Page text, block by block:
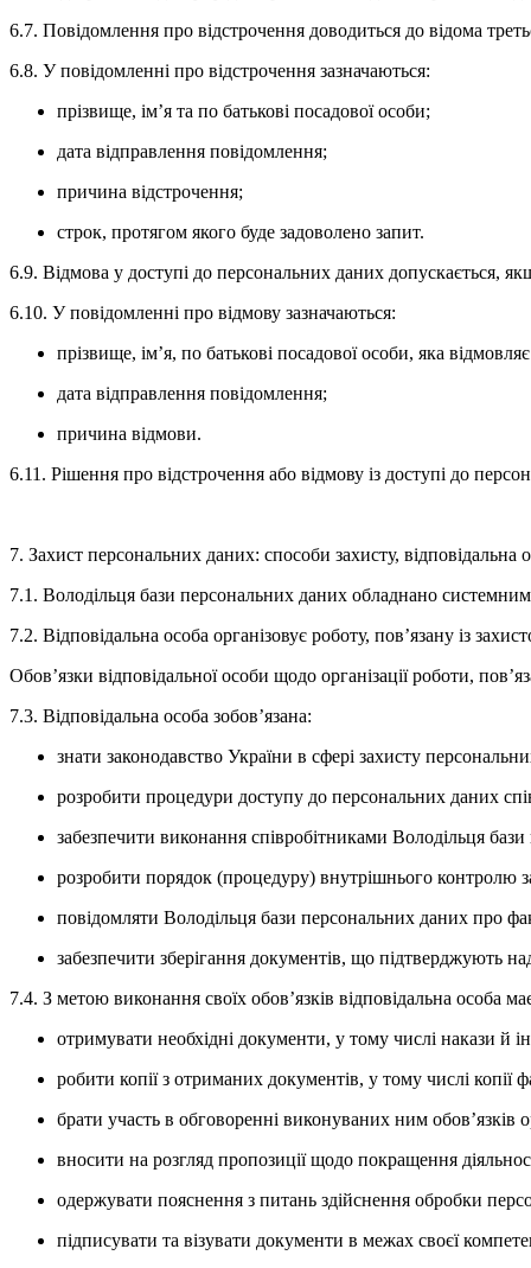
6.7. Повідомлення про відстрочення доводиться до відома
6.8. У повідомленні про відстрочення зазначаються:
прізвище, ім’я та по батькові посадової особи;
дата відправлення повідомлення;
причина відстрочення;
строк, протягом якого буде задоволено запит.
6.9. Відмова у доступі до персональних даних допускається,
6.10. У повідомленні про відмову зазначаються:
прізвище, ім’я, по батькові посадової особи, яка
дата відправлення повідомлення;
причина відмови.
6.11. Рішення про відстрочення або відмову із доступі до
7. Захист персональних даних: способи захисту,
7.1. Володільця бази персональних даних обладнано
7.2. Відповідальна особа організовує роботу, пов’язану із
Обов’язки відповідальної особи щодо організації роботи,
7.3. Відповідальна особа зобов’язана:
знати законодавство України в сфері захисту
розробити процедури доступу до персональних даних
забезпечити виконання співробітниками Володільця
розробити порядок (процедуру) внутрішнього контролю
повідомляти Володільця бази персональних даних про
забезпечити зберігання документів, що підтверджують
7.4. З метою виконання своїх обов’язків відповідальна особа
отримувати необхідні документи, у тому числі накази й
робити копії з отриманих документів, у тому числі
брати участь в обговоренні виконуваних ним обов’язків
вносити на розгляд пропозиції щодо покращення
одержувати пояснення з питань здійснення обробки
підписувати та візувати документи в межах своєї